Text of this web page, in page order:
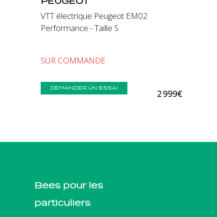
VTT électrique Peugeot EM02
Performance - Taille S
SUR COMMANDE
DEMANDER UN ESSAI
2 999€
Bees pour les
particuliers